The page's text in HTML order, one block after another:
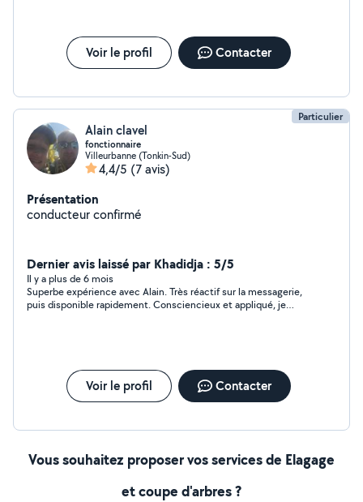
Voir le profil Contacter
Particulier
Alain clavel
fonctionnaire
Villeurbanne (Tonkin-Sud)
4,4/5 (7 avis)
Présentation
conducteur confirmé
Dernier avis laissé par Khadidja : 5/5
Il y a plus de 6 mois
Superbe expérience avec Alain. Très réactif sur la messagerie,
puis disponible rapidement. Consciencieux et appliqué, je
Voir le profil Contacter
Vous souhaitez proposer vos services de Elagage
et coupe d'arbres ?